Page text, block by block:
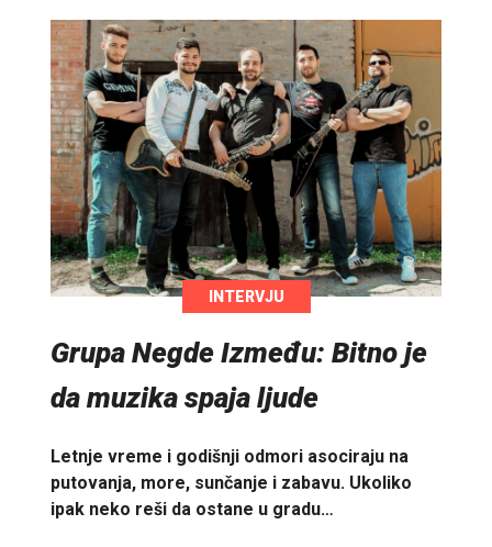
INTERVJU
Grupa Negde Između: Bitno je
da muzika spaja ljude
Letnje vreme i godišnji odmori asociraju na
putovanja, more, sunčanje i zabavu. Ukoliko
ipak neko reši da ostane u gradu…